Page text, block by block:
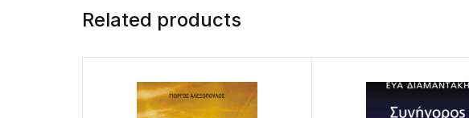
Related products